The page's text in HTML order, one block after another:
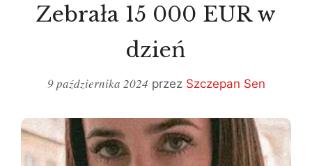
Zebrała 15 000 EUR w
dzień
9 października 2024 przez Szczepan Sen